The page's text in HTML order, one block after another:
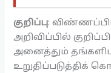
குறிப்பு:
அறிவிப்பில்
அனைத்தும்
உறுதிப்படுத்திக்